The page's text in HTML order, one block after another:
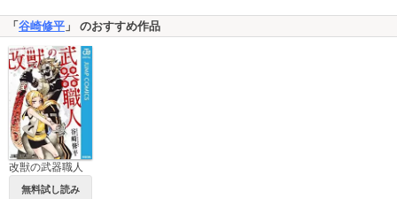
「 谷崎修平 」 のおすすめ作品
改獣の武器職人
無料試し読み